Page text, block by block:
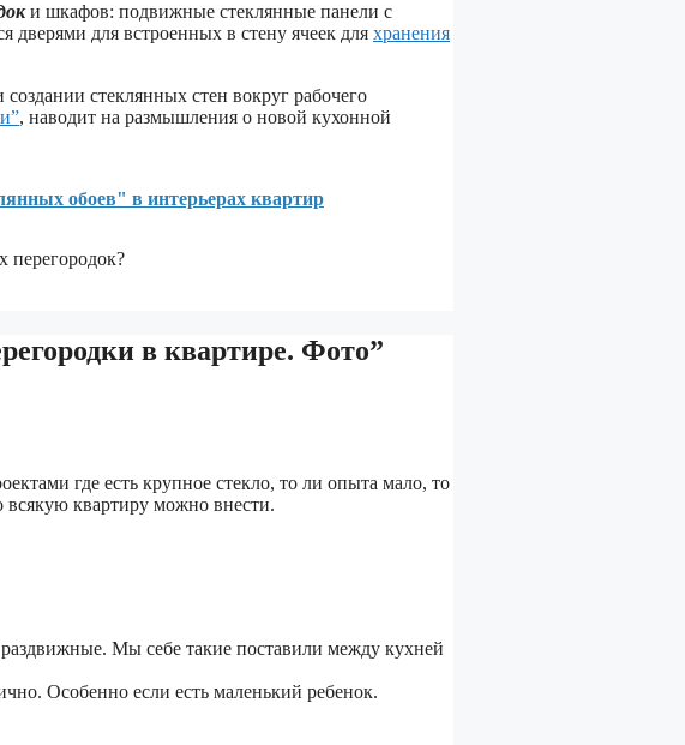
и шкафов: подвижные стеклянные панели с
для встроенных в стену ячеек для хранения
стеклянных стен вокруг рабочего
, наводит на размышления о новой кухонной
обоев" в интерьерах квартир
перегородок?
в квартире. Фото”
где есть крупное стекло, то ли опыта мало, то
квартиру можно внести.
Мы себе такие поставили между кухней
Особенно если есть маленький ребенок.